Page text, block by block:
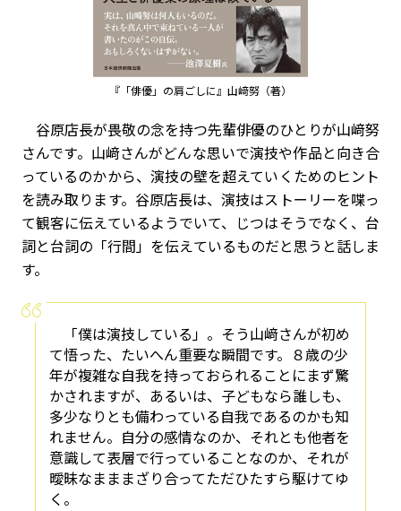
『「俳優」の肩ごしに』山﨑努（著）
谷原店長が畏敬の念を持つ先輩俳優のひとりが山﨑努
さんです。山﨑さんがどんな思いで演技や作品と向き合
っているのかから、演技の壁を超えていくためのヒント
を読み取ります。谷原店長は、演技はストーリーを喋っ
て観客に伝えているようでいて、じつはそうでなく、台
詞と台詞の「行間」を伝えているものだと思うと話しま
す。
「僕は演技している」。そう山﨑さんが初め
て悟った、たいへん重要な瞬間です。８歳の少
年が複雑な自我を持っておられることにまず驚
かされますが、あるいは、子どもなら誰しも、
多少なりとも備わっている自我であるのかも知
れません。自分の感情なのか、それとも他者を
意識して表層で行っていることなのか、それが
曖昧なまままざり合ってただひたすら駆けてゆ
く。